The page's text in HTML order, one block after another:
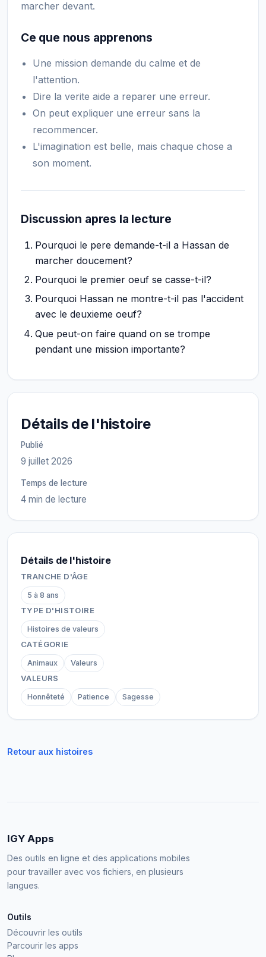
marcher devant.
Ce que nous apprenons
Une mission demande du calme et de
l'attention.
Dire la verite aide a reparer une erreur.
On peut expliquer une erreur sans la
recommencer.
L'imagination est belle, mais chaque chose a
son moment.
Discussion apres la lecture
Pourquoi le pere demande-t-il a Hassan de
marcher doucement?
Pourquoi le premier oeuf se casse-t-il?
Pourquoi Hassan ne montre-t-il pas l'accident
avec le deuxieme oeuf?
Que peut-on faire quand on se trompe
pendant une mission importante?
Détails de l'histoire
Publié
9 juillet 2026
Temps de lecture
4 min de lecture
Détails de l'histoire
TRANCHE D'ÂGE
5 à 8 ans
TYPE D'HISTOIRE
Histoires de valeurs
CATÉGORIE
Animaux Valeurs
VALEURS
Honnêteté Patience Sagesse
Retour aux histoires
IGY Apps
Des outils en ligne et des applications mobiles
pour travailler avec vos fichiers, en plusieurs
langues.
Outils
Découvrir les outils
Parcourir les apps